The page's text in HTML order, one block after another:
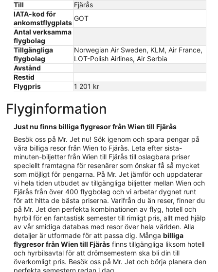
Till
Fjärås
IATA-kod för
ankomstflygplats
GOT
Antal verksamma
flygbolag
Tillgängliga
flygbolag
Norwegian Air Sweden, KLM, Air France,
LOT-Polish Airlines, Air Serbia
Avstånd
Restid
Flygpris
1 201 kr
Flyginformation
Just nu finns billiga flygresor från Wien till Fjärås
Besök oss på Mr. Jet nu! Sök igenom och spara pengar på
våra billiga resor från Wien to Fjärås. Leta efter sista-
minuten-biljetter från Wien till Fjärås till oslagbara priser
speciellt framtagna för resenärer som önskar få så mycket
som möjligt för pengarna. På Mr. Jet jämför och uppdaterar
vi hela tiden utbudet av tillgängliga biljetter mellan Wien och
Fjärås från över 400 flygbolag och vi arbetar dygnet runt
för att hitta de bästa priserna. Varifrån du än reser, finner du
på Mr. Jet den perfekta kombinationen av flyg, hotell och
hyrbil för en fantastisk semester till rimligt pris, allt med hjälp
av vår smidiga databas med resor över hela världen. Alla
detaljer är utformade för att passa dig. Många billiga
flygresor från Wien till Fjärås finns tillgängliga liksom hotell
och hyrbilsavtal för att drömsemestern ska bli din till
överkomligt pris. Besök oss på Mr. Jet och börja planera den
perfekta semestern redan i dag.